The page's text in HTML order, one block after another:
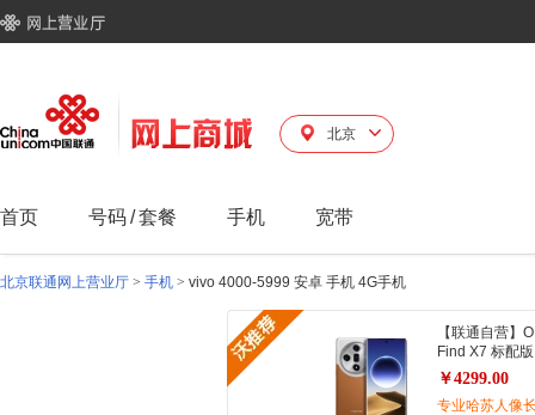
北京
首页 号码/套餐 手机 宽带
北京联通网上营业厅 > 手机 > vivo 4000-5999 安卓 手机 4G手机
【联通自营】
Find X7 标配版
￥4299.00
专业哈苏人像